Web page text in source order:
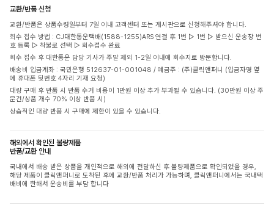
교환/반품 신청
교환/반품은 상품수령일부터 7일 이내 고객센터 또는 게시판으로 신청해주셔야 합니다.
회수 접수 방법 : CJ대한통운택배(1588-1255)ARS 연결 후 1번 ▷ 1번 ▷ 받으신 운송장 번
호 등록 ▷ 착불로 선택 ▷ 회수접수 완료
회수 접수 후 대한통운 담당 기사가 주말 제외 1-2일 이내에 회수지로 방문합니다.
배송비 입금계좌 : 국민은행 512637-01-001048 / 예금주 : (주)클릭앤퍼니 (입금자명 옆
에 휴대폰 뒷번호 4자리 기재 요청)
대량 구매 후 반품 시 반품 수거 비용이 1만원 이상 추가 부과될 수 있습니다. (30만원 이상 주
문건/상품 개수 70% 이상 반품 시)
상습적인 대량 반품 시 구매에 제한이 있을 수 있습니다.
해외에서 확인된 불량제품
반품/교환 안내
국내에서 배송 받은 상품을 개인적으로 해외에 전달하신 후 불량제품으로 확인되었을 경우,
해당 제품이 클릭앤퍼니로 도착된 후에 교환/반품 처리가 가능하며, 클릭앤퍼니에서는 국내택
배비에 한해서 운송비를 부담 합니다